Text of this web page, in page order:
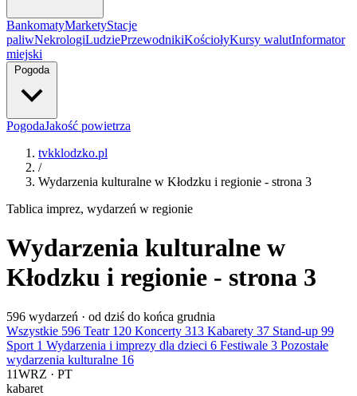
BankomatyMarketyStacje
paliwNekrologiLudziePrzewodnikiKościołyKursy walutInformator
miejski
Pogoda
PogodaJakość powietrza
tvkklodzko.pl
/
Wydarzenia kulturalne w Kłodzku i regionie - strona 3
Tablica imprez, wydarzeń w regionie
Wydarzenia kulturalne w
Kłodzku i regionie - strona 3
596 wydarzeń · od dziś do końca grudnia
Wszystkie 596 Teatr 120 Koncerty 313 Kabarety 37 Stand-up 99
Sport 1 Wydarzenia i imprezy dla dzieci 6 Festiwale 3 Pozostałe
wydarzenia kulturalne 16
11WRZ · PT
kabaret